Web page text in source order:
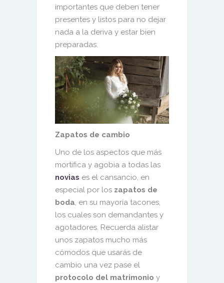
importantes que deben tener
presentes y listos para no dejar
nada a la deriva y estar bien
preparadas:
Zapatos de cambio
Uno de los aspectos que más
mortifica y agobia a todas las
novias es el cansancio, en
especial por los zapatos de
boda, en su mayoría tacones,
los cuales son demandantes y
agotadores. Recuerda alistar
unos zapatos mucho más
cómodos que usarás de
cambio una vez pase el
protocolo del matrimonio y